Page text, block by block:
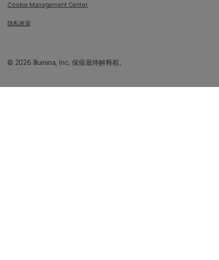
Cookie Management Center
隐私政策
© 2026 Illumina, Inc. 保留最终解释权。